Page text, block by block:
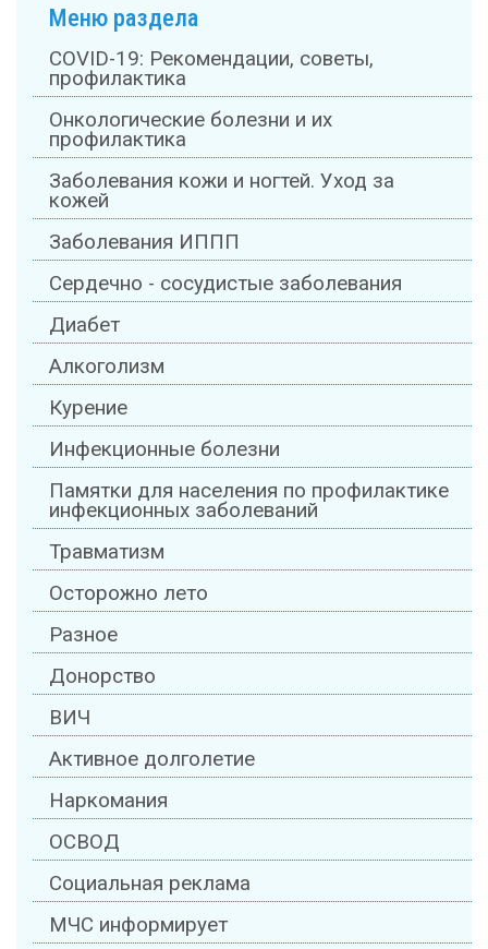
Меню раздела
COVID-19: Рекомендации, советы,
профилактика
Онкологические болезни и их
профилактика
Заболевания кожи и ногтей. Уход за
кожей
Заболевания ИППП
Сердечно - сосудистые заболевания
Диабет
Алкоголизм
Курение
Инфекционные болезни
Памятки для населения по профилактике
инфекционных заболеваний
Травматизм
Осторожно лето
Разное
Донорство
ВИЧ
Активное долголетие
Наркомания
ОСВОД
Социальная реклама
МЧС информирует